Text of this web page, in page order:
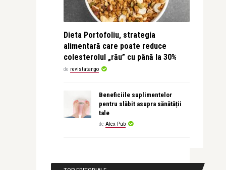
Dieta Portofoliu, strategia
alimentară care poate reduce
colesterolul „rău” cu până la 30%
de revistatango
Beneficiile suplimentelor
pentru slăbit asupra sănătății
tale
de Alex Pub